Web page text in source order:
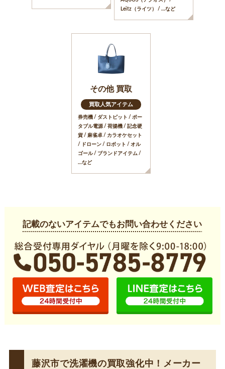
Leitz（ライツ） / …など
その他 買取
買取人気アイテム
券売機 / ダストピット / ポー
タブル電源 / 荷揚機 / 記念硬
貨 / 麻雀卓 / カラオケセット
/ ドローン / ロボット / オル
ゴール / ブランドアイテム /
…など
記載のないアイテムでもお問い合わせください
藤沢市で洗濯機の買取強化中！メーカー